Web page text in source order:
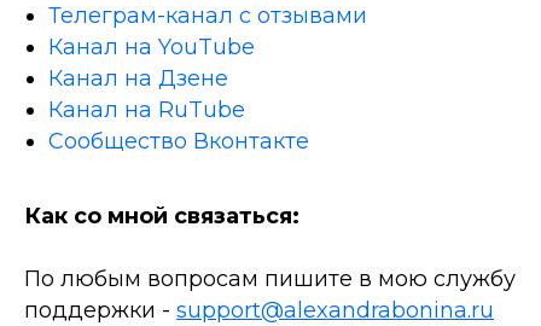
Телеграм-канал с отзывами
Канал на YouTube
Канал на Дзене
Канал на RuTube
Сообщество Вконтакте
Как со мной связаться:
По любым вопросам пишите в мою службу
поддержки - support@alexandrabonina.ru